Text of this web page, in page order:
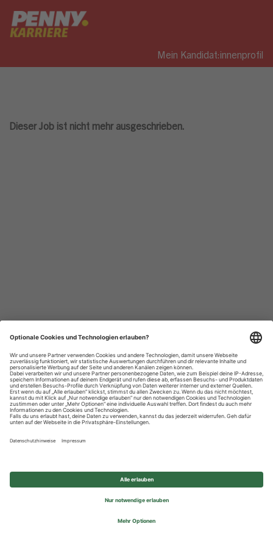
Mein Kandidat:innenprofil
Dieser Job ist nicht mehr ausgeschrieben.
Datenschutzhinweise
Impressum
Privatsphäre-Einstellungen
© 2026 REWE Group - All rights reserved